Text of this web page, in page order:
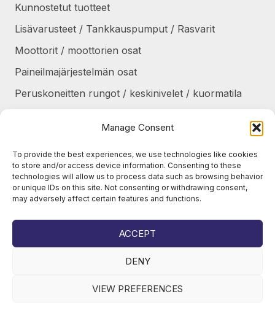
Manage Consent
To provide the best experiences, we use technologies like cookies
to store and/or access device information. Consenting to these
technologies will allow us to process data such as browsing behavior
or unique IDs on this site. Not consenting or withdrawing consent,
may adversely affect certain features and functions.
ACCEPT
DENY
VIEW PREFERENCES
Kunnostetut tuotteet
Lisävarusteet / Tankkauspumput / Rasvarit
Moottorit / moottorien osat
Paineilmajärjestelmän osat
Peruskoneitten rungot / keskinivelet / kuormatila
Suojapellit / panssarit / portaat
Tankit / Säiliöt
Taukolämmittimet / osat
Voimansiirto